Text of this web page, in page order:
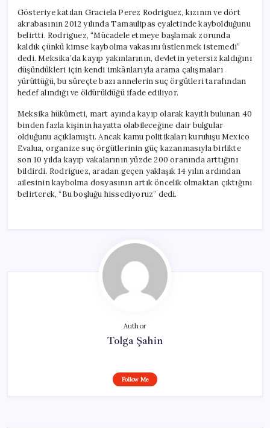
Gösteriye katılan Graciela Perez Rodriguez, kızının ve dört
akrabasının 2012 yılında Tamaulipas eyaletinde kaybolduğunu
belirtti. Rodriguez, “Mücadele etmeye başlamak zorunda
kaldık çünkü kimse kaybolma vakasını üstlenmek istemedi”
dedi. Meksika’da kayıp yakınlarının, devletin yetersiz kaldığını
düşündükleri için kendi imkânlarıyla arama çalışmaları
yürüttüğü, bu süreçte bazı annelerin suç örgütleri tarafından
hedef alındığı ve öldürüldüğü ifade ediliyor.
Meksika hükümeti, mart ayında kayıp olarak kayıtlı bulunan 40
binden fazla kişinin hayatta olabileceğine dair bulgular
olduğunu açıklamıştı. Ancak kamu politikaları kuruluşu Mexico
Evalua, organize suç örgütlerinin güç kazanmasıyla birlikte
son 10 yılda kayıp vakalarının yüzde 200 oranında arttığını
bildirdi. Rodriguez, aradan geçen yaklaşık 14 yılın ardından
ailesinin kaybolma dosyasının artık öncelik olmaktan çıktığını
belirterek, “Bu boşluğu hissediyoruz” dedi.
Author
Tolga Şahin
Follow Me